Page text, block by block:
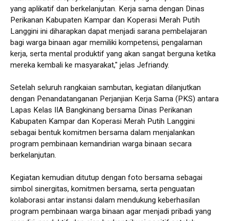
yang aplikatif dan berkelanjutan. Kerja sama dengan Dinas
Perikanan Kabupaten Kampar dan Koperasi Merah Putih
Langgini ini diharapkan dapat menjadi sarana pembelajaran
bagi warga binaan agar memiliki kompetensi, pengalaman
kerja, serta mental produktif yang akan sangat berguna ketika
mereka kembali ke masyarakat," jelas Jefriandy.
Setelah seluruh rangkaian sambutan, kegiatan dilanjutkan
dengan Penandatanganan Perjanjian Kerja Sama (PKS) antara
Lapas Kelas IIA Bangkinang bersama Dinas Perikanan
Kabupaten Kampar dan Koperasi Merah Putih Langgini
sebagai bentuk komitmen bersama dalam menjalankan
program pembinaan kemandirian warga binaan secara
berkelanjutan.
Kegiatan kemudian ditutup dengan foto bersama sebagai
simbol sinergitas, komitmen bersama, serta penguatan
kolaborasi antar instansi dalam mendukung keberhasilan
program pembinaan warga binaan agar menjadi pribadi yang